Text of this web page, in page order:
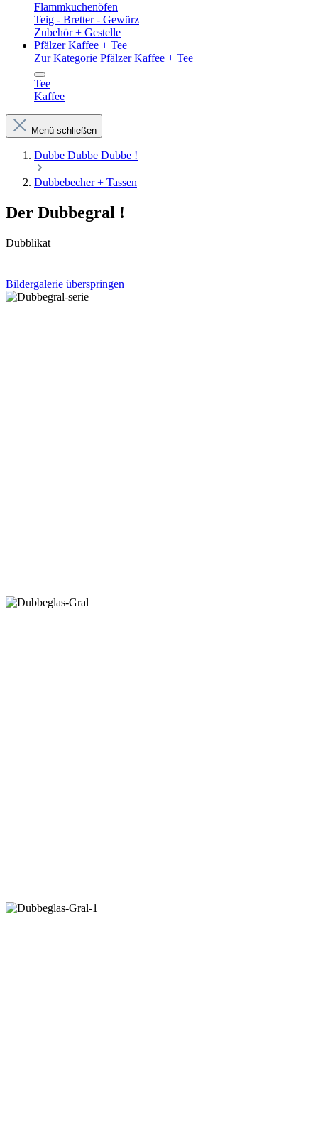
Flammkuchenöfen
Teig - Bretter - Gewürz
Zubehör + Gestelle
Pfälzer Kaffee + Tee
Zur Kategorie Pfälzer Kaffee + Tee
Tee
Kaffee
Menü schließen
Dubbe Dubbe Dubbe !
Dubbebecher + Tassen
Der Dubbegral !
Dubblikat
Bildergalerie überspringen